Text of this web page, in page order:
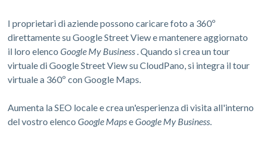
I proprietari di aziende possono caricare foto a 360º
direttamente su Google Street View e mantenere aggiornato
il loro elencoGoogle My Business . Quando si crea un tour
virtuale di Google Street View su CloudPano, si integra il tour
virtuale a 360º con Google Maps.
Aumenta la SEO locale e crea un'esperienza di visita all'interno
del vostro elencoGoogle MapseGoogle My Business.